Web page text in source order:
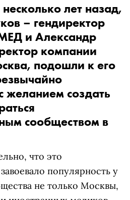
лет назад,
– гендиректор
и Александр
компании
подошли к его
желанием создать
сообществом в
что это
популярность у
не только Москвы,